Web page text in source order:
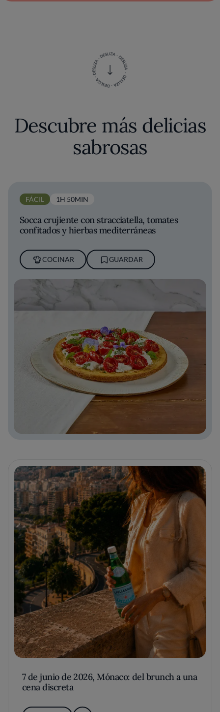
Descubre más delicias
sabrosas
FÁCIL 1H 50MIN
Socca crujiente con stracciatella, tomates
confitados y hierbas mediterráneas
COCINAR GUARDAR
7 de junio de 2026, Mónaco: del brunch a una
cena discreta